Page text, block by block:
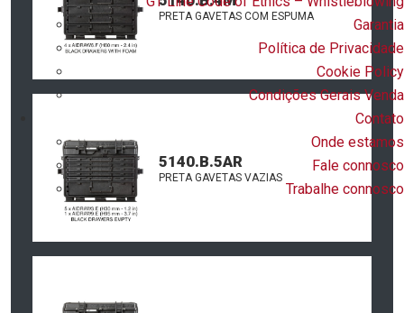
Garantia
Política de Privacidade
Cookie Policy
Condições Gerais Venda
Contato
Onde estamos
Fale connosco
Trabalhe connosco
PRETA GAVETAS COM ESPUMA
5140.B.5AR
PRETA GAVETAS VAZIAS